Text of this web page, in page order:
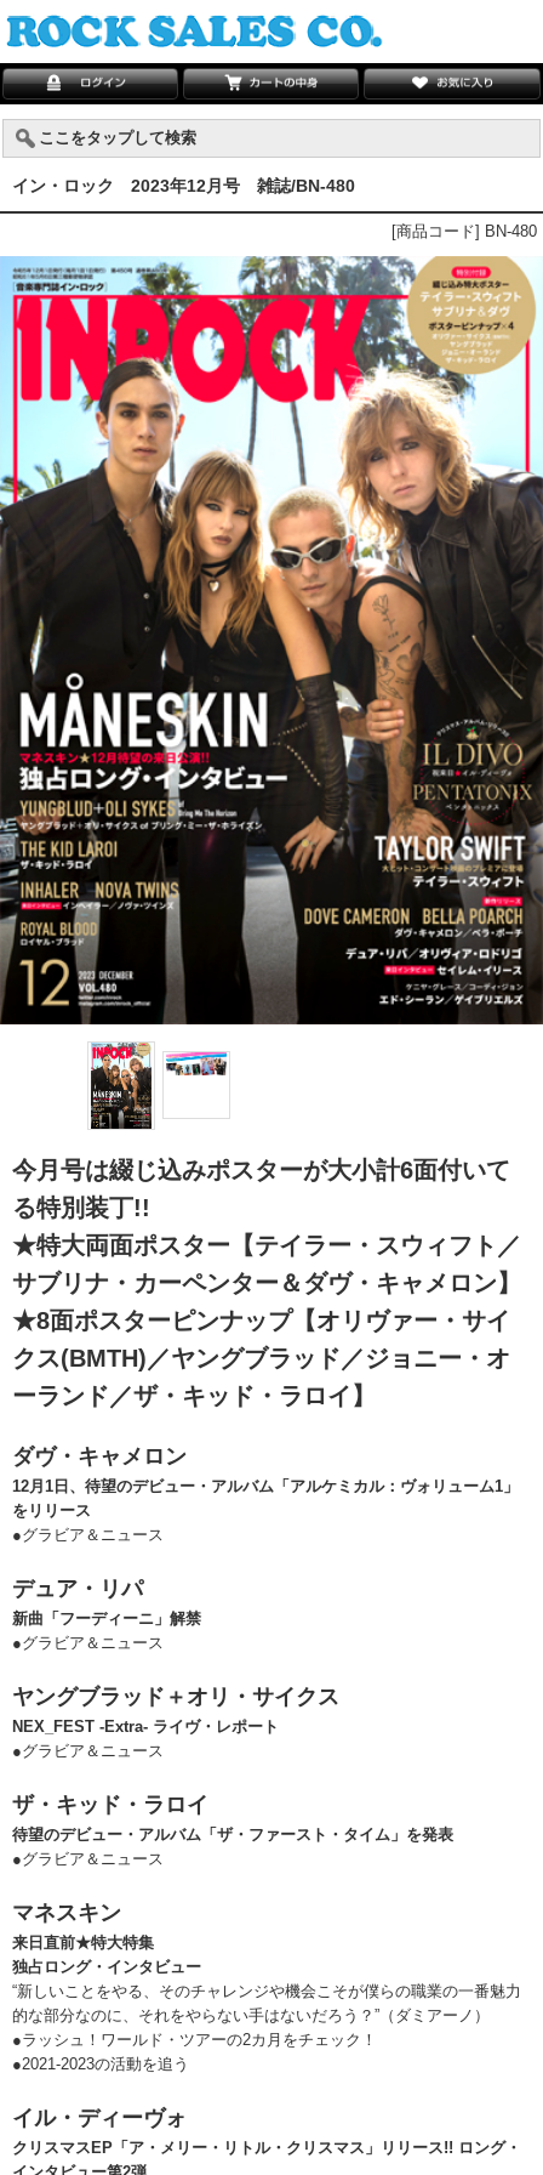
ここをタップして検索
イン・ロック 2023年12月号 雑誌/BN-480
[商品コード] BN-480
今月号は綴じ込みポスターが大小計6面付いて
る特別装丁!!
★特大両面ポスター【テイラー・スウィフト／
サブリナ・カーペンター＆ダヴ・キャメロン】
★8面ポスターピンナップ【オリヴァー・サイ
クス(BMTH)／ヤングブラッド／ジョニー・オ
ーランド／ザ・キッド・ラロイ】
ダヴ・キャメロン
12月1日、待望のデビュー・アルバム「アルケミカル：ヴォリューム1」
をリリース
●グラビア＆ニュース
デュア・リパ
新曲「フーディーニ」解禁
●グラビア＆ニュース
ヤングブラッド＋オリ・サイクス
NEX_FEST -Extra- ライヴ・レポート
●グラビア＆ニュース
ザ・キッド・ラロイ
待望のデビュー・アルバム「ザ・ファースト・タイム」を発表
●グラビア＆ニュース
マネスキン
来日直前★特大特集
独占ロング・インタビュー
“新しいことをやる、そのチャレンジや機会こそが僕らの職業の一番魅力
的な部分なのに、それをやらない手はないだろう？”（ダミアーノ）
●ラッシュ！ワールド・ツアーの2カ月をチェック！
●2021-2023の活動を追う
イル・ディーヴォ
クリスマスEP「ア・メリー・リトル・クリスマス」リリース!! ロング・